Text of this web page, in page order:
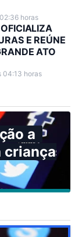
horas
E REÚNE
ATO
04:13 horas
a
crianças